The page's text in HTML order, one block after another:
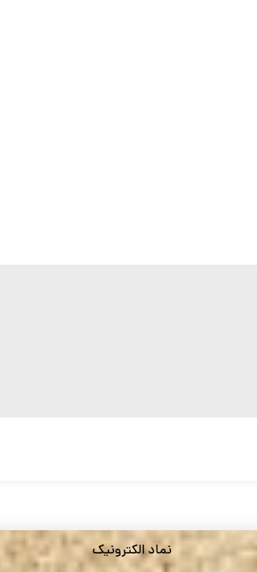
نماد الکترونیک